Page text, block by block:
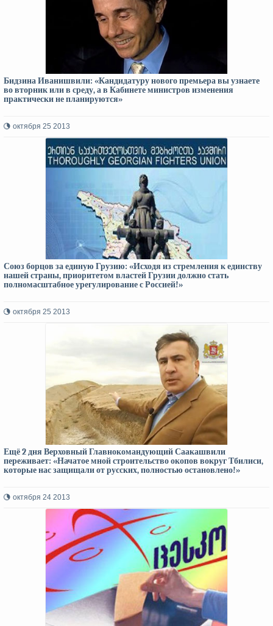
Бидзина Иванишвили: «Кандидатуру нового премьера вы узнаете
во вторник или в среду, а в Кабинете министров изменения
практически не планируются»
октября 25 2013
Союз борцов за единую Грузию: «Исходя из стремления к единству
нашей страны, приоритетом властей Грузии должно стать
полномасштабное урегулирование с Россией!»
октября 25 2013
Ещё 2 дня Верховный Главнокомандующий Саакашвили
переживает: «Начатое мной строительство окопов вокруг Тбилиси,
которые нас защищали от русских, полностью остановлено!»
октября 24 2013